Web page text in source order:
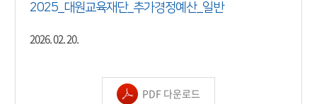
2025_대원교육재단_추가경정예산_일반
2026. 02. 20.
PDF 다운로드